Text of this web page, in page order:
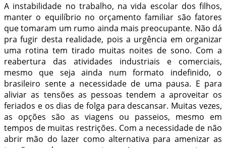
A instabilidade no trabalho, na vida escolar dos filhos,
manter o equilíbrio no orçamento familiar são fatores
que tomaram um rumo ainda mais preocupante. Não dá
pra fugir desta realidade, pois a urgência em organizar
uma rotina tem tirado muitas noites de sono. Com a
reabertura das atividades industriais e comerciais,
mesmo que seja ainda num formato indefinido, o
brasileiro sente a necessidade de uma pausa. E para
aliviar as tensões as pessoas tendem a aproveitar os
feriados e os dias de folga para descansar. Muitas vezes,
as opções são as viagens ou passeios, mesmo em
tempos de muitas restrições. Com a necessidade de não
abrir mão do lazer como alternativa para amenizar as